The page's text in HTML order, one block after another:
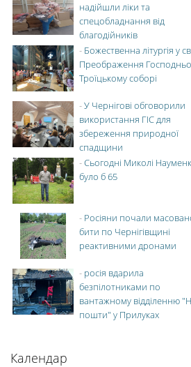
надійшли ліки та
спецобладнання від
благодійників
- Божественна літургія у
Преображення
Троїцькому соборі
-У Чернігові обговорили
використання ГІС для
збереження природної
спадщини
-Сьогодні Миколі
було б 65
- Росіяни почали
бити по Чернігівщині
реактивними дронами
- росія вдарила
безпілотниками по
вантажному відділенню
пошти" у Прилуках
Календар